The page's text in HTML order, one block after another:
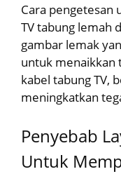
Cara pengetesan
TV tabung lemah
gambar lemak
untuk menaikkan
kabel tabung TV,
meningkatkan
Penyebab
Untuk